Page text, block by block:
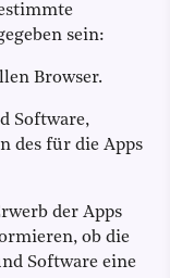
sein:
Browser.
Software,
des für die Apps
der Apps
ob die
Software eine